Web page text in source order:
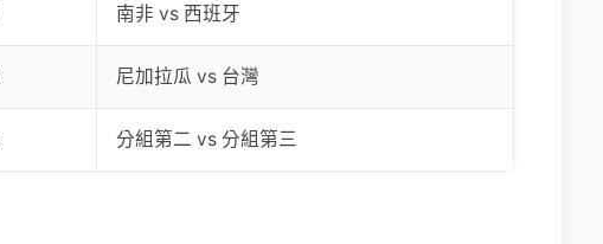
南非 vs 西班牙
尼加拉瓜 vs 台灣
分組第二 vs 分組第三